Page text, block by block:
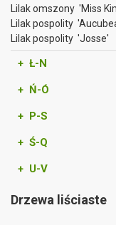
Lilak omszony 'Miss
Lilak pospolity
Lilak pospolity 'Josse'
+ Ł-N
+ Ń-Ó
+ P-S
+ Ś-Q
+ U-V
Drzewa liściaste